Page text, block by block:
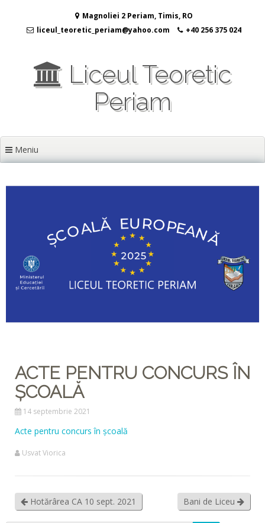
conținut
Magnoliei 2 Periam, Timis, RO
liceul_teoretic_periam@yahoo.com
+40 256 375 024
Liceul Teoretic
Periam
Meniu
ACTE PENTRU CONCURS ÎN
ȘCOALĂ
14 septembrie 2021
Acte pentru concurs în școală
Usvat Viorica
Hotărârea CA 10 sept. 2021 Bani de Liceu